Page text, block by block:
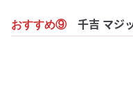
おすすめ⑨千吉 マジッ